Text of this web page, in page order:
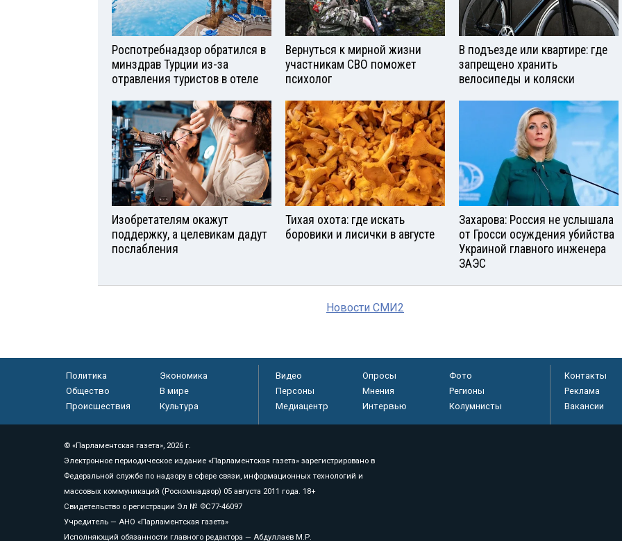
Роспотребнадзор обратился в
минздрав Турции из-за
отравления туристов в отеле
Вернуться к мирной жизни
участникам СВО поможет
психолог
В подъезде или квартире: где
запрещено хранить
велосипеды и коляски
Изобретателям окажут
поддержку, а целевикам дадут
послабления
Тихая охота: где искать
боровики и лисички в августе
Захарова: Россия не услышала
от Гросси осуждения убийства
Украиной главного инженера
ЗАЭС
Новости СМИ2
Политика
Экономика
Общество
В мире
Происшествия
Культура
Видео Опросы
Фото
Персоны
Мнения
Регионы
Медиацентр
Интервью Колумнисты
Контакты
Реклама
Вакансии
© «Парламентская газета», 2026 г.
Электронное периодическое издание «Парламентская газета» зарегистрировано в
Федеральной службе по надзору в сфере связи, информационных технологий и
массовых коммуникаций (Роскомнадзор) 05 августа 2011 года. 18+
Свидетельство о регистрации Эл № ФС77-46097
Учредитель — АНО «Парламентская газета»
Исполняющий обязанности главного редактора — Абдуллаев М.Р.